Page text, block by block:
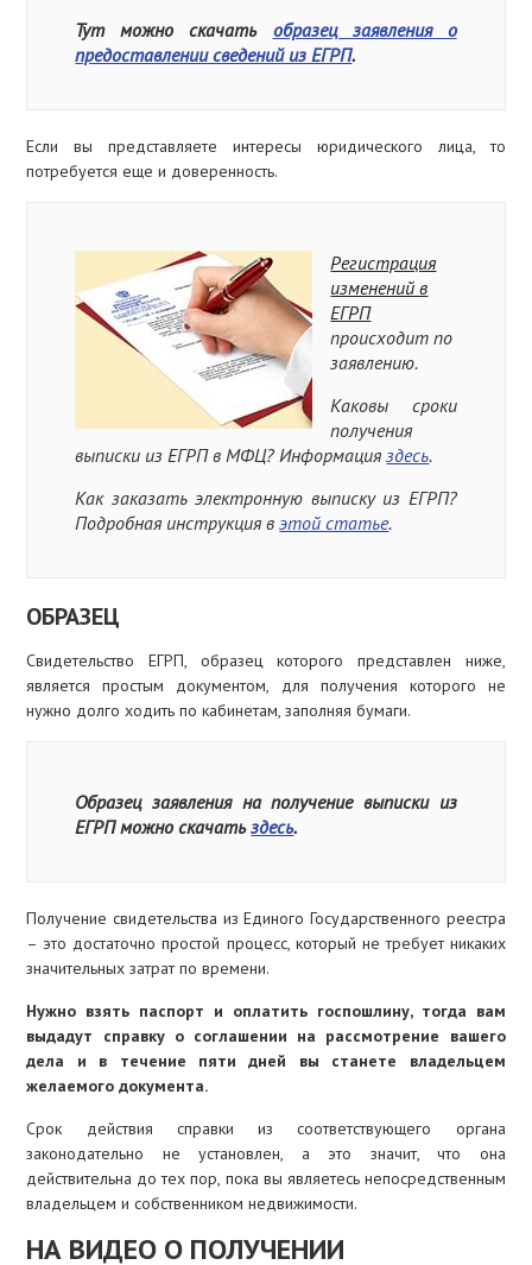
Тут можно скачать образец заявления о
предоставлении сведений из ЕГРП.
Если вы представляете интересы юридического лица, то
потребуется еще и доверенность.
Регистрация
изменений в
ЕГРП
происходит по
заявлению.
Каковы сроки
получения
выписки из ЕГРП в МФЦ? Информацияздесь.
Как заказать электронную выписку из ЕГРП?
Подробная инструкция вэтой статье.
ОБРАЗЕЦ
Свидетельство ЕГРП, образец которого представлен ниже,
является простым документом, для получения которого не
нужно долго ходить по кабинетам, заполняя бумаги.
Образец заявления на получение выписки из
ЕГРП можно скачатьздесь.
Получение свидетельства из Единого Государственного реестра
– это достаточно простой процесс, который не требует никаких
значительных затрат по времени.
Нужно взять паспорт и оплатить госпошлину, тогда вам
выдадут справку о соглашении на рассмотрение вашего
дела и в течение пяти дней вы станете владельцем
желаемого документа.
Срок действия справки из соответствующего органа
законодательно не установлен, а это значит, что она
действительна до тех пор, пока вы являетесь непосредственным
владельцем и собственником недвижимости.
НА ВИДЕО О ПОЛУЧЕНИИ